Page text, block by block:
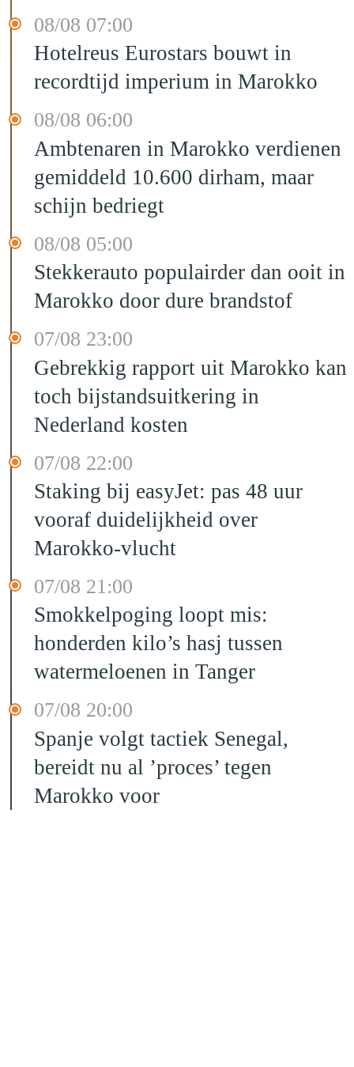
08/08 07:00
Hotelreus Eurostars bouwt in
recordtijd imperium in Marokko
08/08 06:00
Ambtenaren in Marokko verdienen
gemiddeld 10.600 dirham, maar
schijn bedriegt
08/08 05:00
Stekkerauto populairder dan ooit in
Marokko door dure brandstof
07/08 23:00
Gebrekkig rapport uit Marokko kan
toch bijstandsuitkering in
Nederland kosten
07/08 22:00
Staking bij easyJet: pas 48 uur
vooraf duidelijkheid over
Marokko-vlucht
07/08 21:00
Smokkelpoging loopt mis:
honderden kilo’s hasj tussen
watermeloenen in Tanger
07/08 20:00
Spanje volgt tactiek Senegal,
bereidt nu al ’proces’ tegen
Marokko voor